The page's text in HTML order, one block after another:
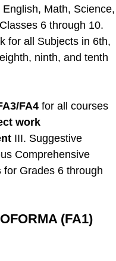
Math, Science,
6 through 10.
for all Subjects in 6th,
ninth, and tenth
FA4 for all courses
work
III. Suggestive
Comprehensive
for Grades 6 through
(FA1)